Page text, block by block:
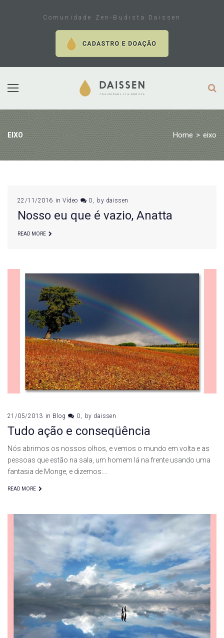
Comunidade Zen-Budista Daissen
EIXO Home > eixo
Tag:
eixo
22/11/2016 inVídeo 0 by daissen
Nosso eu que é vazio, Anatta
READ MORE
21/05/2013 in Blog 0 by daissen
Tudo ação e conseqüência
Nós abrimos os nossos olhos, e vemos o mundo em volta e as
pessoas que estão na sala, um homem lá na frente usando uma
fantasia de Monge, e dizemos:…
READ MORE